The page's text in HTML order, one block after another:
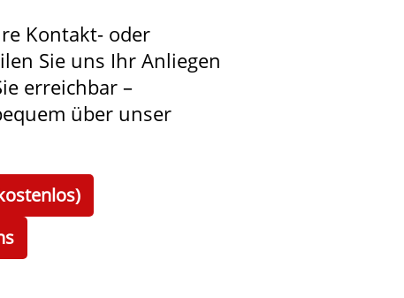
Kontakt- oder
Sie uns Ihr Anliegen
erreichbar –
über unser